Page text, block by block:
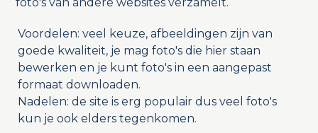
Voordelen: veel keuze, afbeeldingen zijn van
goede kwaliteit, je mag foto's die hier staan
bewerken en je kunt foto's in een aangepast
formaat downloaden.
Nadelen: de site is erg populair dus veel foto's
kun je ook elders tegenkomen.